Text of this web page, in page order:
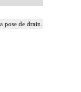
pose de drain.